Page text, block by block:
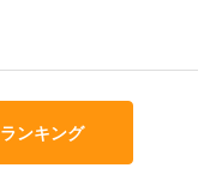
ンキング